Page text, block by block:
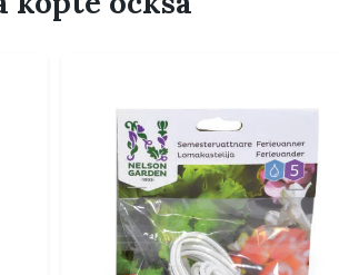
och vedartade
hålla arbetsytan